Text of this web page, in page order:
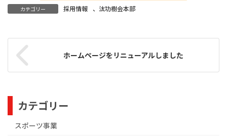
カテゴリー 採用情報 、 汰功樹会本部
ホームページをリニューアルしました
カテゴリー
スポーツ事業